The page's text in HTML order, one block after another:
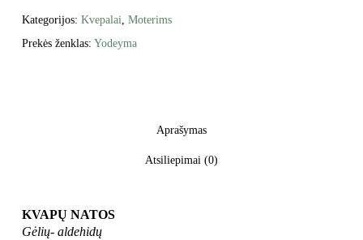
Kategorijos: Kvepalai Moterims
Prekės ženklas: Yodeyma
Aprašymas
Atsiliepimai (0)
KVAPŲ NATOS
Gėlių- aldehidų